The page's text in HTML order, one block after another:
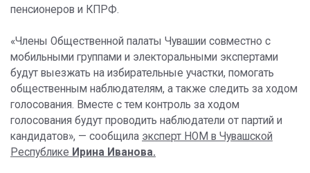
пенсионеров и КПРФ.
«Члены Общественной палаты Чувашии совместно с
мобильными группами и электоральными экспертами
будут выезжать на избирательные участки, помогать
общественным наблюдателям, а также следить за ходом
голосования. Вместе с тем контроль за ходом
голосования будут проводить наблюдатели от партий и
кандидатов», — сообщила эксперт НОМ в Чувашской
Республике Ирина Иванова.